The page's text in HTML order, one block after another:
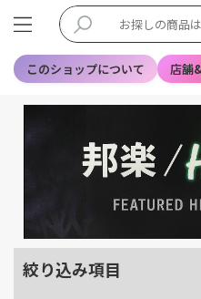
このショップについて 店舗
絞り込み項目